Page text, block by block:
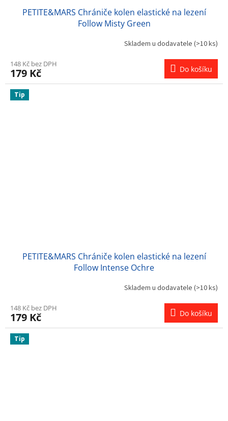
PETITE&MARS Chrániče kolen elastické na lezení
Follow Misty Green
Skladem u dodavatele (>10 ks)
148 Kč bez DPH
179 Kč Do košíku
Tip
PETITE&MARS Chrániče kolen elastické na lezení
Follow Intense Ochre
Skladem u dodavatele (>10 ks)
148 Kč bez DPH
179 Kč Do košíku
Tip